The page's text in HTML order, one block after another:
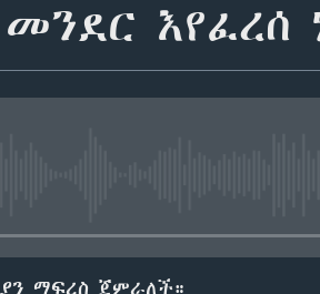
እየፈረሰ
ማፍረስ ጀምራለች።